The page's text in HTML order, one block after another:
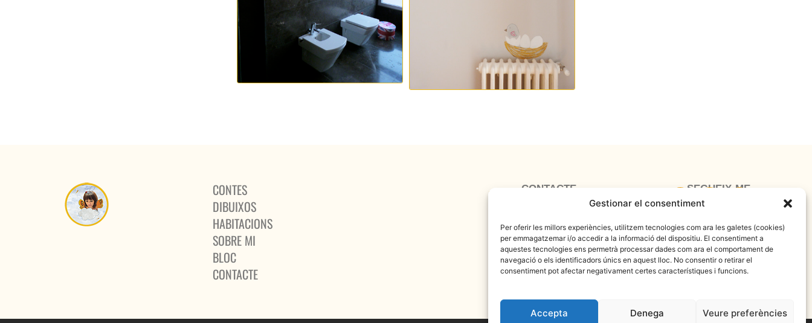
Gestionar el consentiment
Per oferir les millors experiències, utilitzem tecnologies com ara les galetes (cookies)
per emmagatzemar i/o accedir a la informació del dispositiu. El consentiment a
aquestes tecnologies ens permetrà processar dades com ara el comportament de
navegació o els identificadors únics en aquest lloc. No consentir o retirar el
consentiment pot afectar negativament certes característiques i funcions.
Accepta Denega Veure preferències
CONTES
DIBUIXOS
HABITACIONS
SOBRE MI
BLOC
CONTACTE
CONTACTE
albinya@yahoo.com SEGUEIX-ME